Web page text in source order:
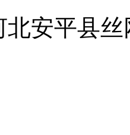
北安平县